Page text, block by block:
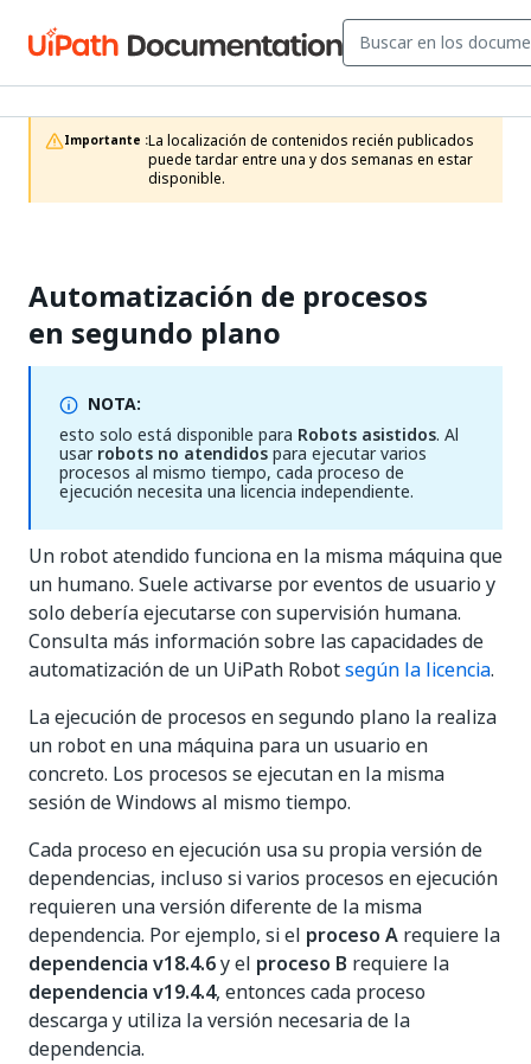
Importante :La localización de contenidos recién publicados
puede tardar entre una y dos semanas en estar
disponible.
Automatización de procesos
en segundo plano
NOTA:
esto solo está disponible para Robots asistidos. Al
usarrobots no atendidospara ejecutar varios
procesos al mismo tiempo, cada proceso de
ejecución necesita una licencia independiente.
Un robot atendido funciona en la misma máquina que
un humano. Suele activarse por eventos de usuario y
solo debería ejecutarse con supervisión humana.
Consulta más información sobre las capacidades de
automatización de un UiPath Robotsegún la licencia.
La ejecución de procesos en segundo plano la realiza
un robot en una máquina para un usuario en
concreto. Los procesos se ejecutan en la misma
sesión de Windows al mismo tiempo.
Cada proceso en ejecución usa su propia versión de
dependencias, incluso si varios procesos en ejecución
requieren una versión diferente de la misma
dependencia. Por ejemplo, si el proceso A requiere la
dependencia v18.4.6y el proceso B requiere la
dependencia v19.4.4, entonces cada proceso
descarga y utiliza la versión necesaria de la
dependencia.